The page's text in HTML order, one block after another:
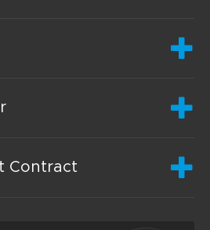
Contract